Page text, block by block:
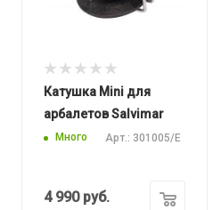
Катушка Mini для
арбалетов Salvimar
Много Арт.: 301005/E
4 990руб.